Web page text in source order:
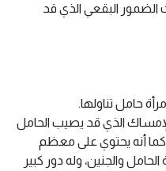
البقعي الذي قد
حامل تناولها.
الذي قد يصيب الحامل
أنه يحتوي على معظم
والجنين، وله دور كبير